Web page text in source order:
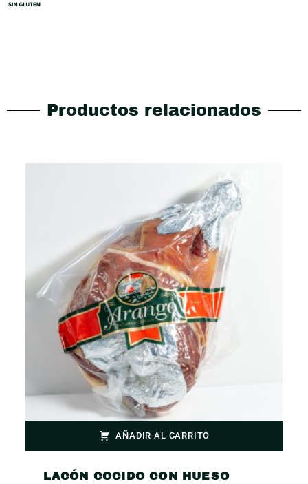
Productos relacionados
AÑADIR AL CARRITO
LACÓN COCIDO CON HUESO